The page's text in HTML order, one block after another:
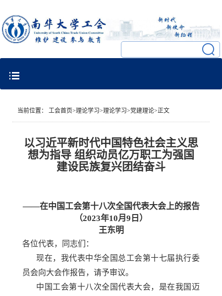
当前位置：工会首页>理论学习>理论学习>党建理论>正文
以习近平新时代中国特色社会主义思
想为指导 组织动员亿万职工为强国
建设民族复兴团结奋斗
——在中国工会第十八次全国代表大会上的报告
（2023年10月9日）
王东明
各位代表，同志们：
现在，我代表中华全国总工会第十七届执行委
员会向大会作报告，请予审议。
中国工会第十八次全国代表大会，是在我国迈